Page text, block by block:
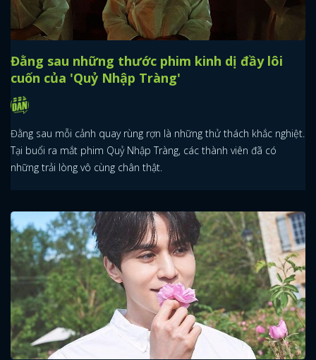
Đằng sau những thước phim kinh dị đầy lôi
cuốn của 'Quỷ Nhập Tràng'
Đằng sau mỗi cảnh quay rùng rợn là những thử thách khắc nghiệt.
Tại buổi ra mắt phim Quỷ Nhập Tràng, các thành viên đã có
những trải lòng vô cùng chân thật.